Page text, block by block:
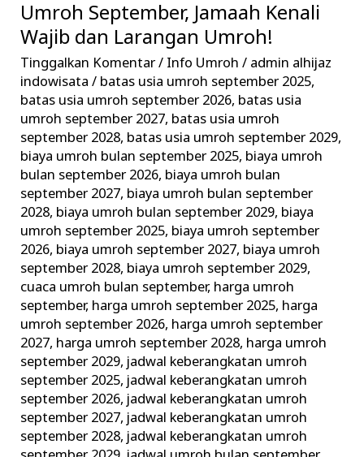
Umroh September, Jamaah Kenali
Wajib dan Larangan Umroh!
Tinggalkan Komentar/ Info Umroh / admin alhijaz
indowisata/ batas usia umroh september 2025,
batas usia umroh september 2026, batas usia
umroh september 2027, batas usia umroh
september 2028, batas usia umroh september 2029,
biaya umroh bulan september 2025, biaya umroh
bulan september 2026, biaya umroh bulan
september 2027, biaya umroh bulan september
2028, biaya umroh bulan september 2029, biaya
umroh september 2025, biaya umroh september
2026, biaya umroh september 2027, biaya umroh
september 2028, biaya umroh september 2029,
cuaca umroh bulan september, harga umroh
september, harga umroh september 2025, harga
umroh september 2026, harga umroh september
2027, harga umroh september 2028, harga umroh
september 2029, jadwal keberangkatan umroh
september 2025, jadwal keberangkatan umroh
september 2026, jadwal keberangkatan umroh
september 2027, jadwal keberangkatan umroh
september 2028, jadwal keberangkatan umroh
Umroh
September,
Jamaah
Kenali
Wajib
dan
Larangan
Umroh!